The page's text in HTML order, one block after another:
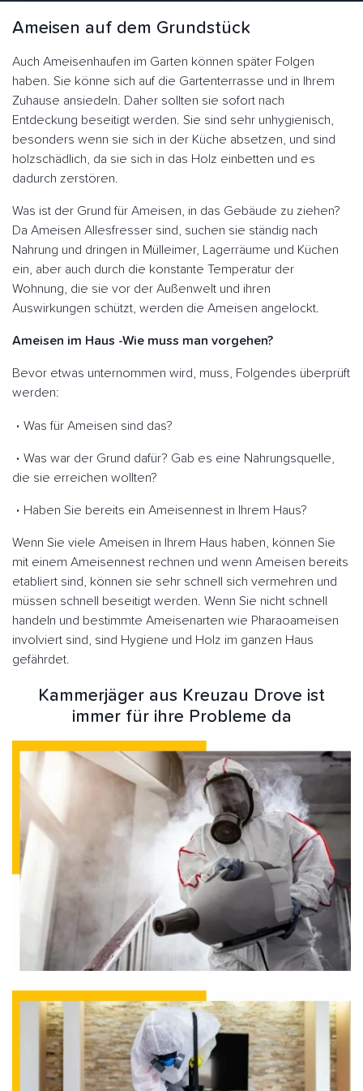
Ameisen auf dem Grundstück
Auch Ameisenhaufen im Garten können später Folgen
haben. Sie könne sich auf die Gartenterrasse und in Ihrem
Zuhause ansiedeln. Daher sollten sie sofort nach
Entdeckung beseitigt werden. Sie sind sehr unhygienisch,
besonders wenn sie sich in der Küche absetzen, und sind
holzschädlich, da sie sich in das Holz einbetten und es
dadurch zerstören.
Was ist der Grund für Ameisen, in das Gebäude zu ziehen?
Da Ameisen Allesfresser sind, suchen sie ständig nach
Nahrung und dringen in Mülleimer, Lagerräume und Küchen
ein, aber auch durch die konstante Temperatur der
Wohnung, die sie vor der Außenwelt und ihren
Auswirkungen schützt, werden die Ameisen angelockt.
Ameisen im Haus -Wie muss man vorgehen?
Bevor etwas unternommen wird, muss, Folgendes überprüft
werden:
Was für Ameisen sind das?
Was war der Grund dafür? Gab es eine Nahrungsquelle,
die sie erreichen wollten?
Haben Sie bereits ein Ameisennest in Ihrem Haus?
Wenn Sie viele Ameisen in Ihrem Haus haben, können Sie
mit einem Ameisennest rechnen und wenn Ameisen bereits
etabliert sind, können sie sehr schnell sich vermehren und
müssen schnell beseitigt werden. Wenn Sie nicht schnell
handeln und bestimmte Ameisenarten wie Pharaoameisen
involviert sind, sind Hygiene und Holz im ganzen Haus
gefährdet.
Kammerjäger aus Kreuzau Drove ist
immer für ihre Probleme da